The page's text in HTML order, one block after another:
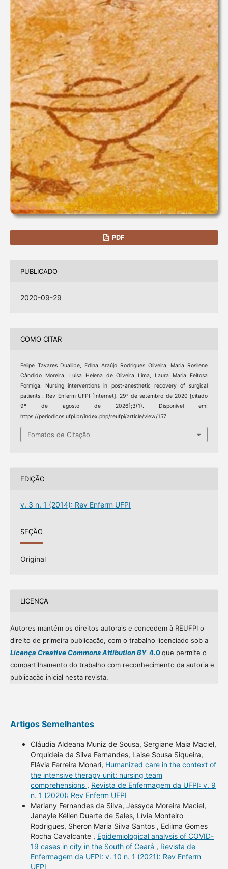
PDF
PUBLICADO
2020-09-29
COMO CITAR
Felipe Tavares Duailibe, Edina Araújo Rodrigues Oliveira, Maria Rosilene
Cândido Moreira, Luisa Helena de Oliveira Lima, Laura Maria Feitosa
Formiga. Nursing interventions in post-anesthetic recovery of surgical
patients . Rev Enferm UFPI [Internet]. 29º de setembro de 2020 [citado
9º de agosto de 2026];3(1). Disponível em:
https://periodicos.ufpi.br/index.php/reufpi/article/view/157
Fomatos de Citação
EDIÇÃO
v. 3 n. 1 (2014): Rev Enferm UFPI
SEÇÃO
Original
LICENÇA
Autores mantém os direitos autorais e concedem à REUFPI o
direito de primeira publicação, com o trabalho licenciado sob a
Licença Creative Commons Attibution BY4.0que permite o
compartilhamento do trabalho com reconhecimento da autoria e
publicação inicial nesta revista.
Artigos Semelhantes
Cláudia Aldeana Muniz de Sousa, Sergiane Maia Maciel,
Orquideia da Silva Fernandes, Laise Sousa Siqueira,
Flávia Ferreira Monari, Humanized care in the context of
the intensive therapy unit: nursing team
comprehensions , Revista de Enfermagem da UFPI: v. 9
n. 1 (2020): Rev Enferm UFPI
Mariany Fernandes da Silva, Jessyca Moreira Maciel,
Janayle Kéllen Duarte de Sales, Lívia Monteiro
Rodrigues, Sheron Maria Silva Santos , Edilma Gomes
Rocha Cavalcante , Epidemiological analysis of COVID-
19 cases in city in the South of Ceará , Revista de
Enfermagem da UFPI: v. 10 n. 1 (2021): Rev Enferm
UFPI